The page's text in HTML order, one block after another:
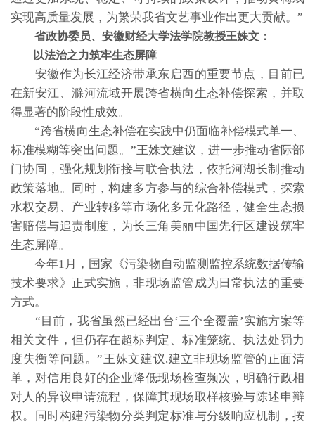
实现高质量发展，为繁荣我省文艺事业作出更大贡献。”
省政协委员、安徽财经大学法学院教授王姝文：
以法治之力筑牢生态屏障
安徽作为长江经济带承东启西的重要节点，目前已
在新安江、滁河流域开展跨省横向生态补偿探索，并取
得显著的阶段性成效。
“跨省横向生态补偿在实践中仍面临补偿模式单一、
标准模糊等突出问题。”王姝文建议，进一步推动省际部
门协同，强化规划衔接与联合执法，依托河湖长制推动
政策落地。同时，构建多方参与的综合补偿模式，探索
水权交易、产业转移等市场化多元化路径，健全生态损
害赔偿与追责制度，为长三角美丽中国先行区建设筑牢
生态屏障。
今年1月，国家《污染物自动监测监控系统数据传输
技术要求》正式实施，非现场监管成为日常执法的重要
方式。
“目前，我省虽然已经出台‘三个全覆盖’实施方案等
相关文件，但仍存在超标判定、标准笼统、执法处罚力
度失衡等问题。”王姝文建议,建立非现场监管的正面清
单，对信用良好的企业降低现场检查频次，明确行政相
对人的异议申请流程，保障其现场取样核验与陈述申辩
权。同时构建污染物分类判定标准与分级响应机制，按